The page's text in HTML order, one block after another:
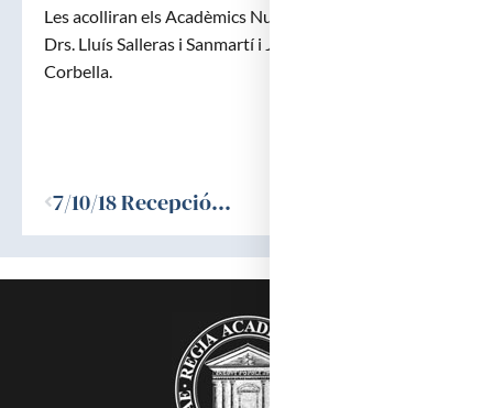
Les acolliran els Acadèmics Numeraris, Molt Il·ltres.
Drs. Lluís Salleras i Sanmartí i Jacint Corbella i
Corbella.
7/10/18 Recepció Acadèmic electe Molt Il·ltre. Dr. Josep Llupià i Mas